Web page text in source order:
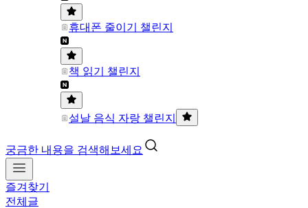
휴대폰 줄이기 챌린지
책 읽기 챌린지
설날 음식 자랑 챌린지
궁금한 내용을 검색해보세요
즐겨찾기
전체글